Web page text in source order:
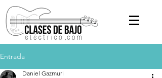
Entrada
Daniel Gazmuri